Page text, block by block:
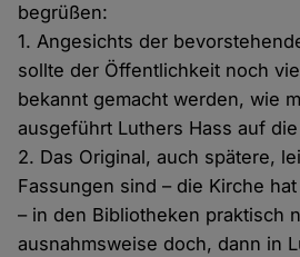
begrüßen:
1. Angesichts der
sollte der Öffentlichkeit noch
bekannt gemacht werden, wie
ausgeführt Luthers Hass auf
2. Das Original, auch spätere,
Fassungen sind – die Kirche
– in den Bibliotheken praktisch
ausnahmsweise doch, dann in